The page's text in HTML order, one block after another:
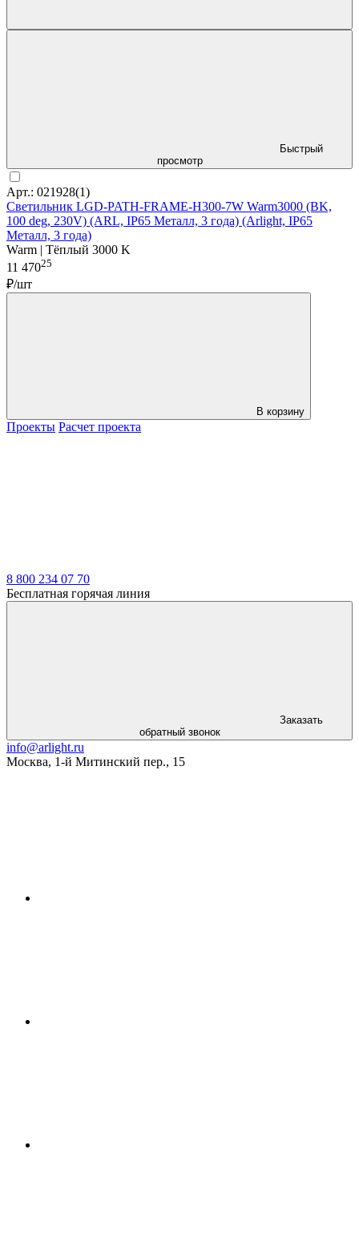
Быстрый
просмотр
Арт.: 021928(1)
Светильник LGD-PATH-FRAME-H300-7W Warm3000 (BK,
100 deg, 230V) (ARL, IP65 Металл, 3 года) (Arlight, IP65
Металл, 3 года)
Warm | Тёплый 3000 K
11 47025
₽/шт
В корзину
Проекты Расчет проекта
8 800 234 07 70
Бесплатная горячая линия
Заказать
обратный звонок
info@arlight.ru
Москва, 1-й Митинский пер., 15